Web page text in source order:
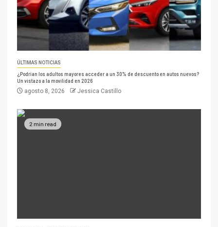
ÚLTIMAS NOTICIAS
¿Podrían los adultos mayores acceder a un 30% de descuento en autos nuevos?
Un vistazo a la movilidad en 2026
agosto 8, 2026 Jessica Castillo
2 min read